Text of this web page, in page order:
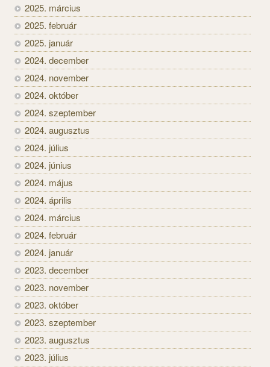
2025. március
2025. február
2025. január
2024. december
2024. november
2024. október
2024. szeptember
2024. augusztus
2024. július
2024. június
2024. május
2024. április
2024. március
2024. február
2024. január
2023. december
2023. november
2023. október
2023. szeptember
2023. augusztus
2023. július